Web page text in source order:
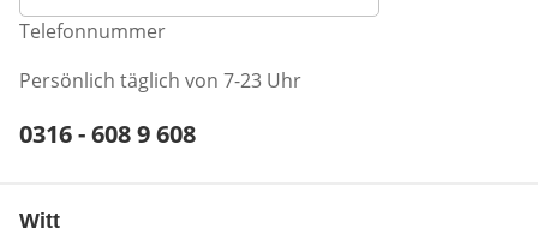
Telefonnummer
Persönlich täglich von 7-23 Uhr
Telefonnummer:
0316 - 608 9 608
Witt